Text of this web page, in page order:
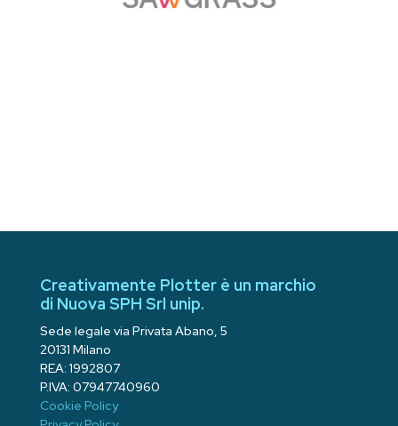
Creativamente Plotter è un marchio
di Nuova SPH Srl unip.
Sede legale via Privata Abano, 5
20131 Milano
REA: 1992807
P.IVA: 07947740960
Cookie Policy